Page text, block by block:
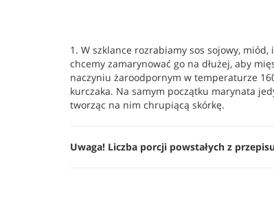
1. W szklance rozrabiamy sos sojowy,
chcemy zamarynować go na dłużej, aby
naczyniu żaroodpornym w temperaturze
kurczaka. Na samym początku marynata
tworząc na nim chrupiącą skórkę.
Uwaga! Liczba porcji powstałych z